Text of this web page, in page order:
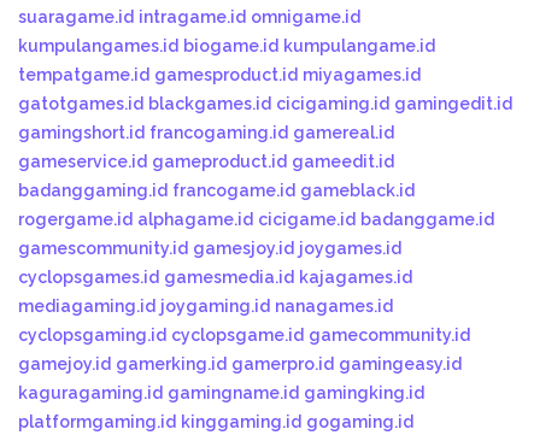
suaragame.id intragame.id omnigame.id
kumpulangames.id biogame.id kumpulangame.id
tempatgame.id gamesproduct.id miyagames.id
gatotgames.id blackgames.id cicigaming.id gamingedit.id
gamingshort.id francogaming.id gamereal.id
gameservice.id gameproduct.id gameedit.id
badanggaming.id francogame.id gameblack.id
rogergame.id alphagame.id cicigame.id badanggame.id
gamescommunity.id gamesjoy.id joygames.id
cyclopsgames.id gamesmedia.id kajagames.id
mediagaming.id joygaming.id nanagames.id
cyclopsgaming.id cyclopsgame.id gamecommunity.id
gamejoy.id gamerking.id gamerpro.id gamingeasy.id
kaguragaming.id gamingname.id gamingking.id
platformgaming.id kinggaming.id gogaming.id